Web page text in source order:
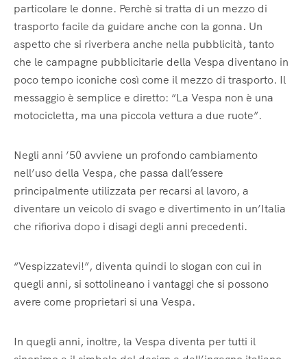
particolare le donne. Perchè si tratta di un mezzo di
trasporto facile da guidare anche con la gonna. Un
aspetto che si riverbera anche nella pubblicità, tanto
che le campagne pubblicitarie della Vespa diventano in
poco tempo iconiche così come il mezzo di trasporto. Il
messaggio è semplice e diretto: “La Vespa non è una
motocicletta, ma una piccola vettura a due ruote”.
Negli anni ’50 avviene un profondo cambiamento
nell’uso della Vespa, che passa dall’essere
principalmente utilizzata per recarsi al lavoro, a
diventare un veicolo di svago e divertimento in un’Italia
che rifioriva dopo i disagi degli anni precedenti.
“Vespizzatevi!”, diventa quindi lo slogan con cui in
quegli anni, si sottolineano i vantaggi che si possono
avere come proprietari si una Vespa.
In quegli anni, inoltre, la Vespa diventa per tutti il